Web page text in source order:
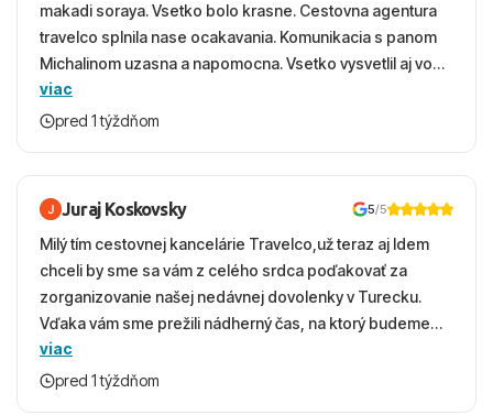
makadi soraya. Vsetko bolo krasne. Cestovna agentura
travelco splnila nase ocakavania. Komunikacia s panom
Michalinom uzasna a napomocna. Vsetko vysvetlil aj vo
vecernych hodinach zaco sa ospravedlnujem. Hotel
krasny, cisty. Sluzby top. Strava, prostredie, more,
viac
pred 1 týždňom
Juraj Koskovsky 5/5
Milý tím cestovnej kancelárie Travelco,už teraz aj Idem
chceli by sme sa vám z celého srdca poďakovať za
zorganizovanie našej nedávnej dovolenky v Turecku.
Vďaka vám sme prežili nádherný čas, na ktorý budeme
ešte dlho s úsmevom spomínať. ​Všetko prebehlo
absolútne hladko – od prvotného výberu zájazdu, cez
viac
pred 1 týždňom